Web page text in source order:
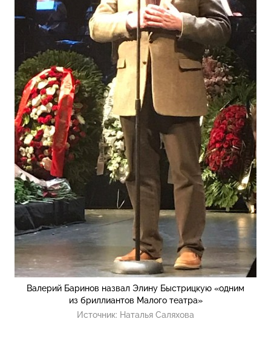
Валерий Баринов назвал Элину Быстрицкую «одним
из бриллиантов Малого театра»
Источник: Наталья Саляхова